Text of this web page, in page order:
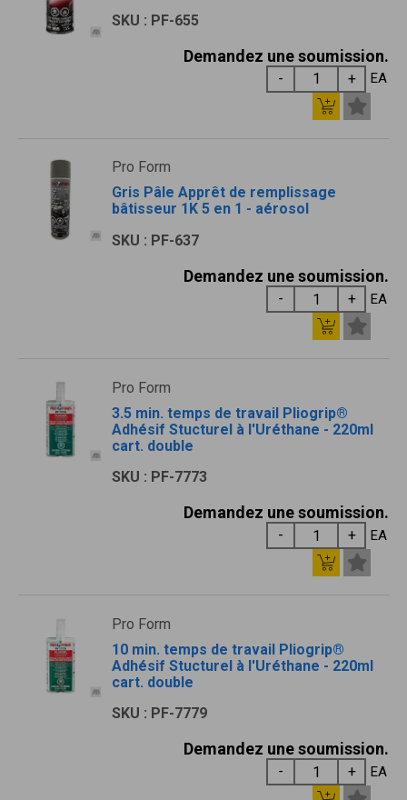
SKU : PF-655
Demandez une soumission.
EA
Pro Form
Gris Pâle Apprêt de remplissage
bâtisseur 1K 5 en 1 - aérosol
SKU : PF-637
Demandez une soumission.
EA
Pro Form
3.5 min. temps de travail Pliogrip®
Adhésif Stucturel à l'Uréthane - 220ml
cart. double
SKU : PF-7773
Demandez une soumission.
EA
Pro Form
10 min. temps de travail Pliogrip®
Adhésif Stucturel à l'Uréthane - 220ml
cart. double
SKU : PF-7779
Demandez une soumission.
EA